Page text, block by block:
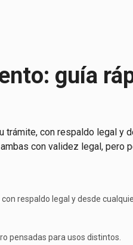
guía
trámite, con respaldo legal y
con validez legal, pero
respaldo legal y desde
pensadas para usos distintos.